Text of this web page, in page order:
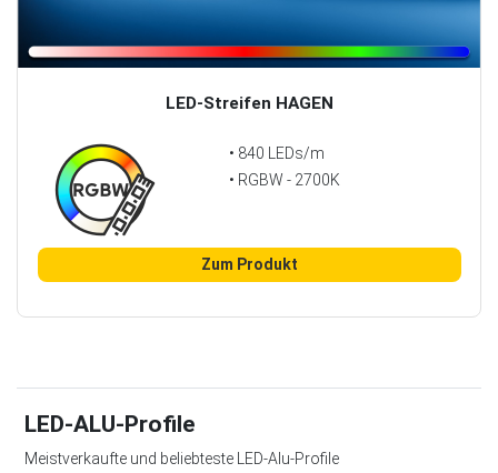
LED-Streifen HAGEN
• 840 LEDs/m
• RGBW - 2700K
Zum Produkt
LED-ALU-Profile
Meistverkaufte und beliebteste LED-Alu-Profile